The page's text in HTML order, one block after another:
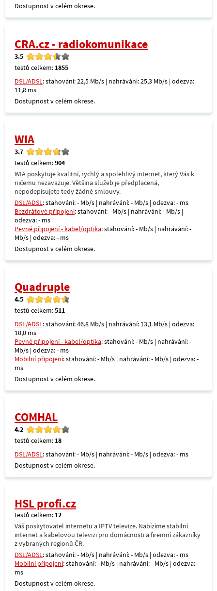
Dostupnost v celém okrese.
CRA.cz - radiokomunikace
3.5
testů celkem: 1855
DSL/ADSL: stahování: 22,5 Mb/s | nahrávání: 25,3 Mb/s | odezva:
11,8 ms
Dostupnost v celém okrese.
WIA
3.7
testů celkem:904
WIA poskytuje kvalitní, rychlý a spolehlivý internet, který Vás k
ničemu nezavazuje. Většina služeb je předplacená,
nepodepisujete tedy žádné smlouvy.
DSL/ADSL: stahování: - Mb/s | nahrávání: - Mb/s | odezva: - ms
Bezdrátové připojení: stahování: - Mb/s | nahrávání: - Mb/s |
odezva: - ms
Pevné připojení - kabel/optika: stahování: - Mb/s | nahrávání: -
Mb/s | odezva: - ms
Dostupnost v celém okrese.
Quadruple
4.5
testů celkem:511
DSL/ADSL: stahování: 46,8 Mb/s | nahrávání: 13,1 Mb/s | odezva:
10,0 ms
Pevné připojení - kabel/optika: stahování: - Mb/s | nahrávání: -
Mb/s | odezva: - ms
Mobilní připojení: stahování: - Mb/s | nahrávání: - Mb/s | odezva: -
ms
Dostupnost v celém okrese.
COMHAL
4.2
testů celkem: 18
DSL/ADSL: stahování: - Mb/s | nahrávání: - Mb/s | odezva: - ms
Dostupnost v celém okrese.
HSL profi.cz
testů celkem: 12
Váš poskytovatel internetu a IPTV televize. Nabízíme stabilní
internet a kabelovou televizi pro domácnosti a firemní zákazníky
z vybraných regionů ČR.
DSL/ADSL: stahování: - Mb/s | nahrávání: - Mb/s | odezva: - ms
Mobilní připojení: stahování: - Mb/s | nahrávání: - Mb/s | odezva: -
ms
Dostupnost v celém okrese.